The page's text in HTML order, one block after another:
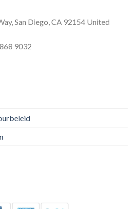
San Diego, CA 92154 United
9032